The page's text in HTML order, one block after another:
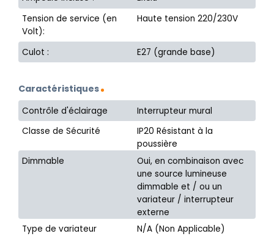
Tension de service (en
Volt):
Haute tension 220/230V
Culot : E27 (grande base)
Caractéristiques
Contrôle d'éclairage
Interrupteur mural
Classe de Sécurité
IP20 Résistant à la
poussière
Dimmable
Oui, en combinaison avec
une source lumineuse
dimmable et / ou un
variateur / interrupteur
externe
Type de variateur
N/A (Non Applicable)